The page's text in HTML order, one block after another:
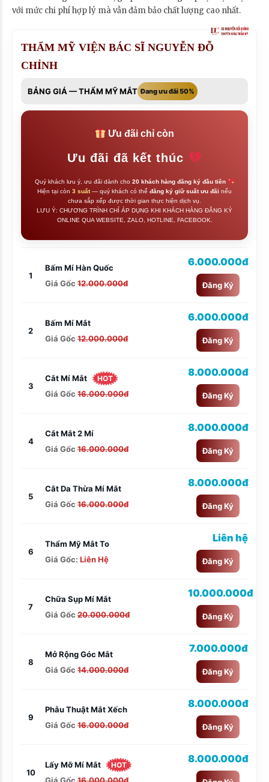
với mức chi phí hợp lý mà vẫn đảm bảo chất lượng cao nhất.
THẨM MỸ VIỆN BÁC SĨ NGUYỄN ĐỖ
CHỈNH
BẢNG GIÁ — THẨM MỸ MẮT Đang ưu đãi 50%
Ưu đãi chỉ còn
Ưu đãi đã kết thúc
Quý khách lưu ý, ưu đãi dành cho 20 khách hàng đăng ký đầu tiên
Hiện tại còn 3 suất— quý khách có thể đăng ký giữ suất ưu đãi nếu
chưa sắp xếp được thời gian thực hiện dịch vụ.
LƯU Ý: CHƯƠNG TRÌNH CHỈ ÁP DỤNG KHI KHÁCH HÀNG ĐĂNG KÝ
ONLINE QUA WEBSITE, ZALO, HOTLINE, FACEBOOK.
1
Bấm Mí Hàn Quốc
Giá Gốc 12.000.000đ
6.000.000đ
Đăng Ký
2
Bấm Mí Mắt
Giá Gốc 12.000.000đ
6.000.000đ
Đăng Ký
3
Cắt Mí Mắt HOT
Giá Gốc 16.000.000đ
8.000.000đ
Đăng Ký
4
Cắt Mắt 2 Mí
Giá Gốc 16.000.000đ
8.000.000đ
Đăng Ký
5
Cắt Da Thừa Mí Mắt
Giá Gốc 16.000.000đ
8.000.000đ
Đăng Ký
6
Thẩm Mỹ Mắt To
Giá Gốc: Liên Hệ
Liên hệ
Đăng Ký
7
Chữa Sụp Mí Mắt
Giá Gốc 20.000.000đ
10.000.000đ
Đăng Ký
8
Mở Rộng Góc Mắt
Giá Gốc 14.000.000đ
7.000.000đ
Đăng Ký
9
Phẫu Thuật Mắt Xếch
Giá Gốc 16.000.000đ
8.000.000đ
Đăng Ký
10
Lấy Mỡ Mí Mắt HOT
Giá Gốc 16.000.000đ
8.000.000đ